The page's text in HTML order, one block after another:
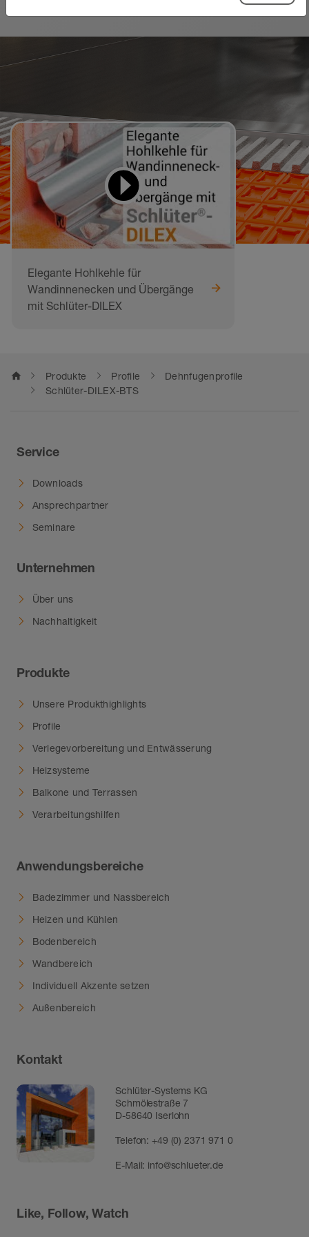
Videos zum Lernen
und Nachmachen
Elegante Hohlkehle für
Wandinnenecken und Übergänge
mit Schlüter-DILEX
home Produkte Profile
Dehnfugenprofile
Schlüter-DILEX-BTS
Service
Downloads
Ansprechpartner
Seminare
Unternehmen
Über uns
Nachhaltigkeit
Produkte
Unsere Produkthighlights
Profile
Verlegevorbereitung und Entwässerung
Heizsysteme
Balkone und Terrassen
Verarbeitungshilfen
Anwendungsbereiche
Badezimmer und Nassbereich
Heizen und Kühlen
Bodenbereich
Wandbereich
Individuell Akzente setzen
Außenbereich
Kontakt
Schlüter-Systems KG
Schmölestraße 7
D-58640 Iserlohn
Telefon:+49 (0) 2371 971 0
E-Mail: info@schlueter.de
Like, Follow, Watch